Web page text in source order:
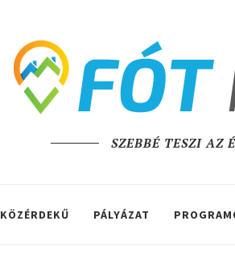
SZEBBÉ TESZI AZ
KÖZÉRDEKŰ PÁLYÁZAT